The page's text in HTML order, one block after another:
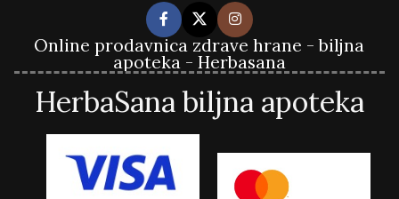
Online prodavnica zdrave hrane - biljna
apoteka - Herbasana
HerbaSana biljna apoteka